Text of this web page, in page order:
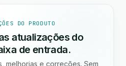
DO PRODUTO
atualizações do
de entrada.
melhorias e correções. Sem